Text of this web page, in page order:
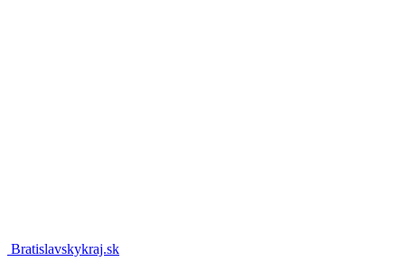
Bratislavskykraj.sk